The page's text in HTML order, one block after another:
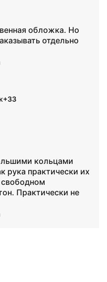
обложка. Но
отдельно
+33
кольцами
рука практически их
свободном
Практически не